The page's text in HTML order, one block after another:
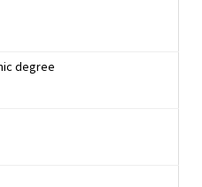
degree